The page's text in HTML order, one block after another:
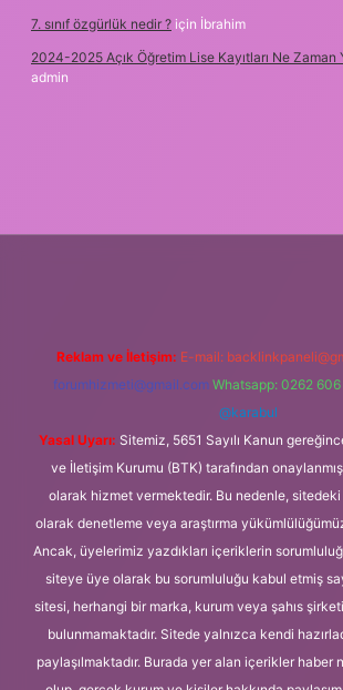
7. sınıf özgürlük nedir ? için İbrahim
2024-2025 Açık Öğretim Lise Kayıtları Ne Zaman
admin
Reklam ve İletişim: E-mail:
forumhizmeti@gmail.com Whatsapp: 0262
@karabul
Yasal Uyarı: Sitemiz, 5651 Sayılı Kanun
ve İletişim Kurumu (BTK) tarafından onaylanmış
olarak hizmet vermektedir. Bu nedenle,
olarak denetleme veya araştırma
Ancak, üyelerimiz yazdıkları içeriklerin
siteye üye olarak bu sorumluluğu kabul etmiş
sitesi, herhangi bir marka, kurum veya şahıs
bulunmamaktadır. Sitede yalnızca kendi
paylaşılmaktadır. Burada yer alan içerikler haber